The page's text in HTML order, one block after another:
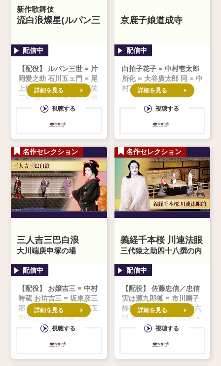
新作歌舞伎
流白浪燦星(ルパン三
【配役】 ルパン三世 = 片
岡愛之助 石川五ェ門 = 尾
上松也 次元大介 = 市川笑
三郎 峰不二子 = 市川笑也
銭形警部 = 市川中車 傾城
右近 長須登美
詳細を見る
視聴する
京鹿子娘道成寺
白拍子花子 = 中村壱太郎
所化 = 大谷廣太郎 同 = 中
村玉太郎詳細を見る
視聴する
名作セレクション
三人吉三巴白浪
大川端庚申塚の場
【配役】 お嬢吉三 = 中村
時蔵 お坊吉三 = 坂東彦三
郎 夜鷹おとせ = 中村莟玉
和尚吉三 = 中村錦之助
詳細を見る
視聴する
名作セレクション
義経千本桜 川連法眼
館
三代猿之助四十八撰の内
【配役】 佐藤忠信／忠信
実は源九郎狐 = 市川團子
静御前 = 坂東新悟 亀井六
郎 = 市川青虎 駿河次郎 =
市川右近 川連法眼 = 市川
九郎判官義経 =
詳細を見る
視聴する